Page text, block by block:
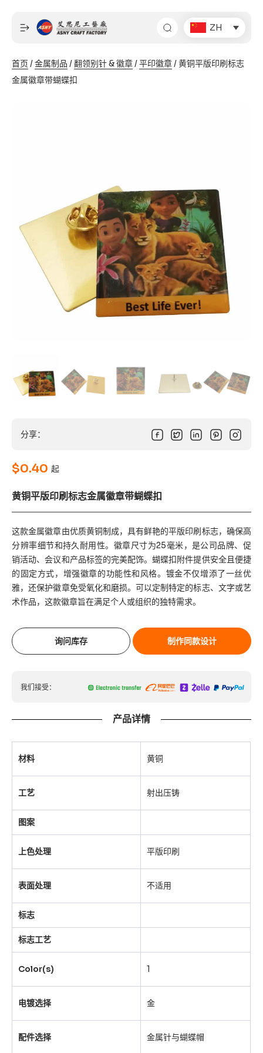
ZH
首页 /金属制品 /翻领别针 & 徽章/平印徽章/ 黄铜平版印刷标志
金属徽章带蝴蝶扣
分享：
$0.40 起
黄铜平版印刷标志金属徽章带蝴蝶扣
这款金属徽章由优质黄铜制成，具有鲜艳的平版印刷标志，确保高
分辨率细节和持久耐用性。徽章尺寸为25毫米，是公司品牌、促
销活动、会议和产品标签的完美配饰。蝴蝶扣附件提供安全且便捷
的固定方式，增强徽章的功能性和风格。镀金不仅增添了一丝优
雅，还保护徽章免受氧化和磨损。可以定制特定的标志、文字或艺
术作品，这款徽章旨在满足个人或组织的独特需求。
询问库存 制作同款设计
我们接受：
产品详情
材料 黄铜
工艺 射出压铸
图案
上色处理 平版印刷
表面处理 不适用
标志
标志工艺
Color(s) 1
电镀选择 金
配件选择 金属针与蝴蝶帽